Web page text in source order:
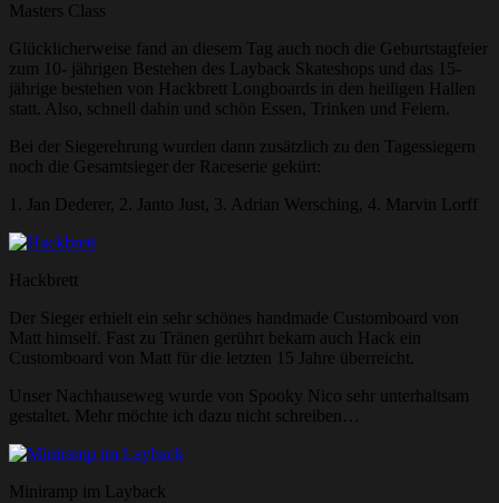
Masters Class
Glücklicherweise fand an diesem Tag auch noch die Geburtstagfeier
zum 10- jährigen Bestehen des Layback Skateshops und das 15-
jährige bestehen von Hackbrett Longboards in den heiligen Hallen
statt. Also, schnell dahin und schön Essen, Trinken und Feiern.
Bei der Siegerehrung wurden dann zusätzlich zu den Tagessiegern
noch die Gesamtsieger der Raceserie gekürt:
1. Jan Dederer, 2. Janto Just, 3. Adrian Wersching, 4. Marvin Lorff
Hackbrett
Der Sieger erhielt ein sehr schönes handmade Customboard von
Matt himself. Fast zu Tränen gerührt bekam auch Hack ein
Customboard von Matt für die letzten 15 Jahre überreicht.
Unser Nachhauseweg wurde von Spooky Nico sehr unterhaltsam
gestaltet. Mehr möchte ich dazu nicht schreiben…
Miniramp im Layback